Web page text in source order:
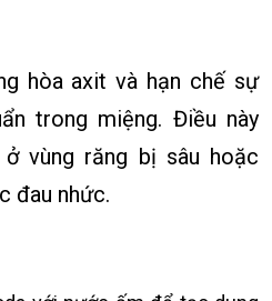
hòa axit và hạn chế sự
trong miệng. Điều này
vùng răng bị sâu hoặc
đau nhức.